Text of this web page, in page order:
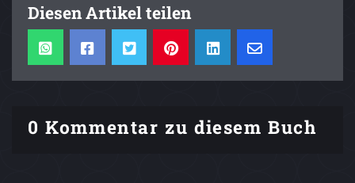
Diesen Artikel teilen
0 Kommentar zu diesem Buch